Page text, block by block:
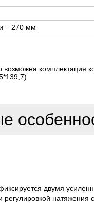
– 270 мм
возможна комплектация
двумя
натяжения с